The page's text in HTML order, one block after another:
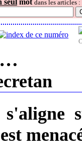
seul mot dans les articles :
s'aligne